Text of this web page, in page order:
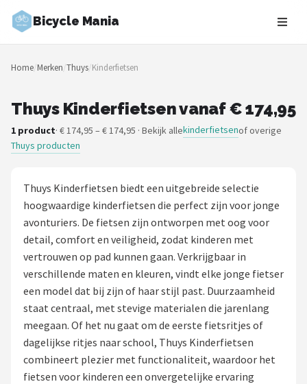
Bicycle Mania
Zoeken
NAVIGATIE
Merken
Fietsroutes
Stadsfietsen
Elektrische fietsen
Mountainbikes
Shop
Home/Merken/Thuys/Kinderfietsen
Thuys Kinderfietsen vanaf € 174,95
1 product· € 174,95 – € 174,95 · Bekijk allekinderfietsenof overige
Thuys producten
Thuys Kinderfietsen biedt een uitgebreide selectie
hoogwaardige kinderfietsen die perfect zijn voor jonge
avonturiers. De fietsen zijn ontworpen met oog voor
detail, comfort en veiligheid, zodat kinderen met
vertrouwen op pad kunnen gaan. Verkrijgbaar in
verschillende maten en kleuren, vindt elke jonge fietser
een model dat bij zijn of haar stijl past. Duurzaamheid
staat centraal, met stevige materialen die jarenlang
meegaan. Of het nu gaat om de eerste fietsritjes of
dagelijkse ritjes naar school, Thuys Kinderfietsen
combineert plezier met functionaliteit, waardoor het
fietsen voor kinderen een onvergetelijke ervaring